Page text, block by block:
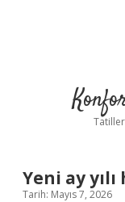
Yeni ay
Tarih: Mayıs 7, 2026